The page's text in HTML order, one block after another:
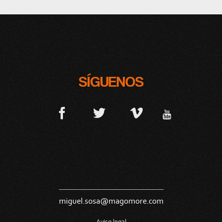
SÍGUENOS
miguel.sosa@magomore.com